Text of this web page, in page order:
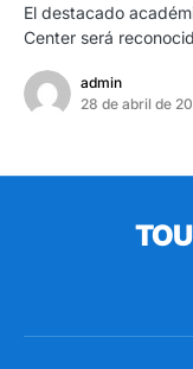
El destacado
Center será
admin
28 de abril de